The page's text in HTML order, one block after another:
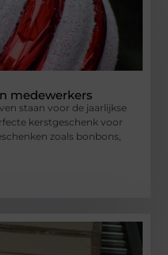
medewerkers
staan voor de jaarlijkse
kerstgeschenk voor
zoals bonbons,